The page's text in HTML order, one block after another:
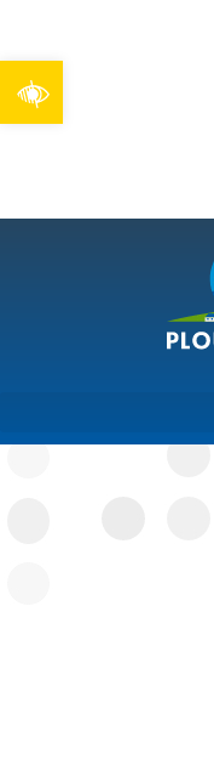
Ouvrir la barre d’outils